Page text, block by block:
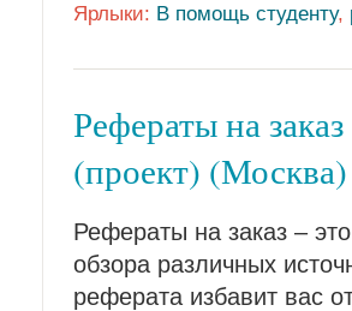
Ярлыки: В помощь студенту,
Рефераты на
(проект) (Москва)
Рефераты на заказ –
обзора различных
реферата избавит вас